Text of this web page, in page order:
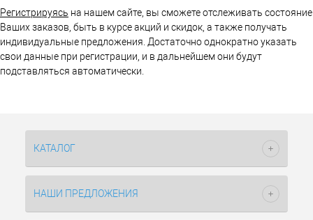
Регистрируясь на нашем сайте, вы сможете отслеживать состояние
Ваших заказов, быть в курсе акций и скидок, а также получать
индивидуальные предложения. Достаточно однократно указать
свои данные при регистрации, и в дальнейшем они будут
подставляться автоматически.
КАТАЛОГ
НАШИ ПРЕДЛОЖЕНИЯ